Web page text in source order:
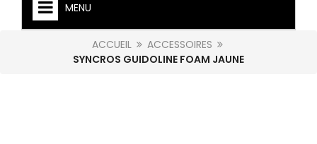
MENU
ACCUEIL
ACCESSOIRES
SYNCROS GUIDOLINE FOAM JAUNE